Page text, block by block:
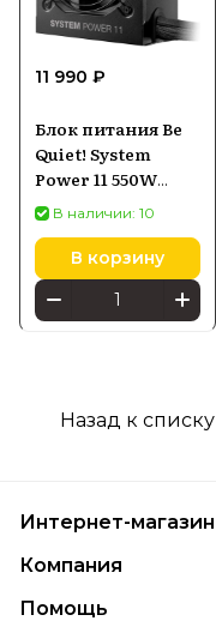
11 990 ₽
Блок питания Be
Quiet! System
Power 11 550W
ATX3.1 80+ Bronze
В наличии: 10
В корзину
Назад к списку
Интернет-магазин
Компания
Помощь